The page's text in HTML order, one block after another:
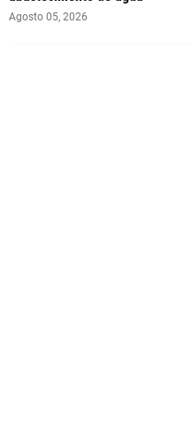
Agosto 05, 2026